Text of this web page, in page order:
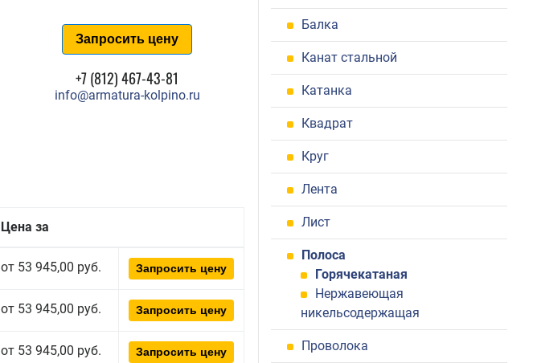
Запросить цену
+7 (812) 467-43-81
info@armatura-kolpino.ru
Цена за
от 53 945,00 руб. Запросить цену
от 53 945,00 руб. Запросить цену
от 53 945,00 руб. Запросить цену
Балка
Канат стальной
Катанка
Квадрат
Круг
Лента
Лист
Полоса
Горячекатаная
Нержавеющая
никельсодержащая
Проволока